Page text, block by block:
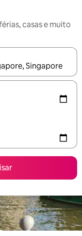
casas e muito
disponíveis,